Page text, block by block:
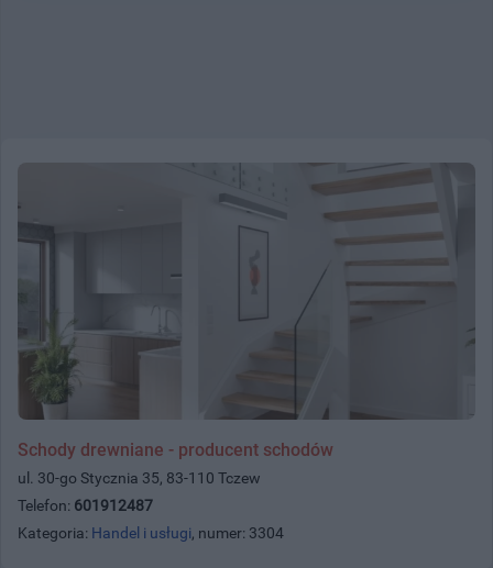
Schody drewniane - producent schodów
ul. 30-go Stycznia 35, 83-110 Tczew
Telefon: 601912487
Kategoria: Handel i usługi, numer: 3304